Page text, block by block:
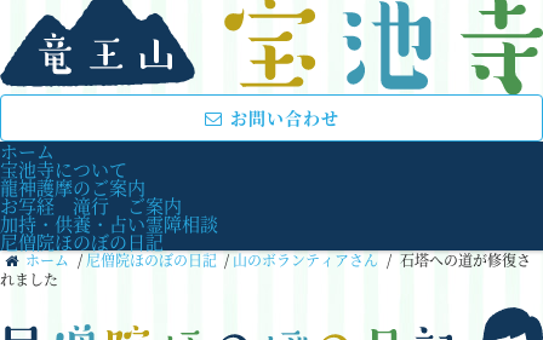
お問い合わせ
ホーム
宝池寺について
龍神護摩のご案内
お写経 滝行 ご案内
加持・供養・占い霊障相談
尼僧院ほのぼの日記
ホーム / 尼僧院ほのぼの日記 / 山のボランティアさん / 石塔への道が修復さ
れました